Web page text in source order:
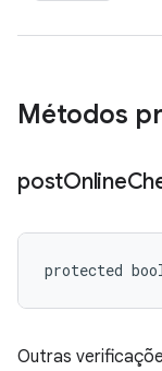
Métodos
postOnline
protected
Outras